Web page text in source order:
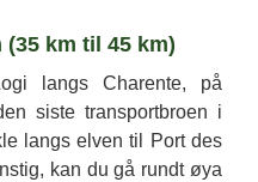
(35 km til 45 km)
langs Charente, på
siste transportbroen i
langs elven til Port des
kan du gå rundt øya